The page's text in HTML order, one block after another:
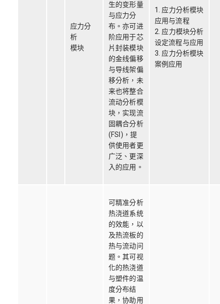
应力分
析
模块
生的变形量
与应力分
布。亦可进
阶应用于芯
片封装模块
的金线偏移
与导线架偏
移分析，未
来也将整合
流动分析模
块，实现流
固耦合分析
(FSI)，提
供使用者更
广泛、更深
入的应用。
1. 应力分析模块
应用与流程
2. 应力模块分析
设定流程与应用
3. 应力分析模块
案例应用
可精准分析
热浇道系统
的效能，以
及热流板的
热与流动问
题。其可视
化的热浇道
与塑件的温
度分布结
果，协助用